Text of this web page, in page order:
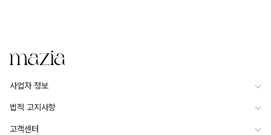
사업자 정보
법적 고지사항
고객센터